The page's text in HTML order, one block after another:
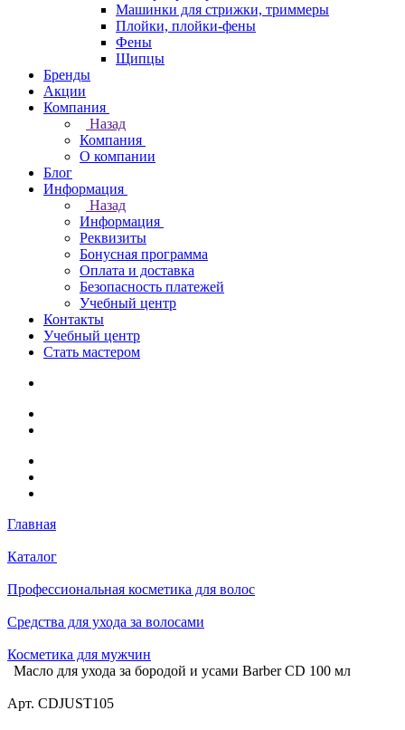
Машинки для стрижки, триммеры
Плойки, плойки-фены
Фены
Щипцы
Бренды
Акции
Компания
Назад
Компания
О компании
Блог
Информация
Назад
Информация
Реквизиты
Бонусная программа
Оплата и доставка
Безопасность платежей
Учебный центр
Контакты
Учебный центр
Стать мастером
Главная
Каталог
Профессиональная косметика для волос
Средства для ухода за волосами
Косметика для мужчин
Масло для ухода за бородой и усами Barber CD 100 мл
Арт. CDJUST105